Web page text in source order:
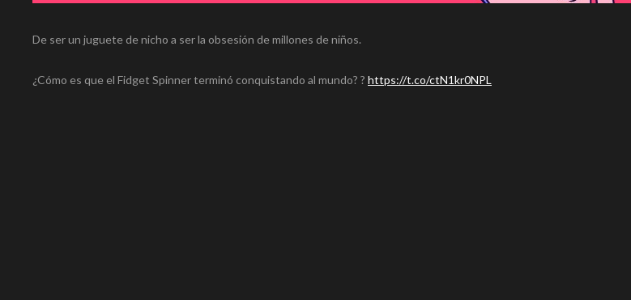
De ser un juguete de nicho a ser la obsesión de millones de niños.
¿Cómo es que el Fidget Spinner terminó conquistando al mundo? ? https://t.co/ctN1kr0NPL